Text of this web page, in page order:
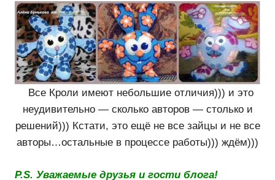
Все Кроли имеют небольшие отличия))) и это
неудивительно — сколько авторов — столько и
решений))) Кстати, это ещё не все зайцы и не все
авторы…остальные в процессе работы))) ждём)))
P.S. Уважаемые друзья и гости блога!